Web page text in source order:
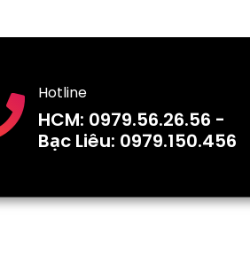
Hotline
HCM: 0979.56.26.56 -
Bạc Liêu: 0979.150.456